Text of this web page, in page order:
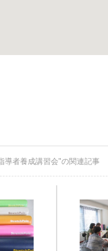
者養成講習会"の関連記事